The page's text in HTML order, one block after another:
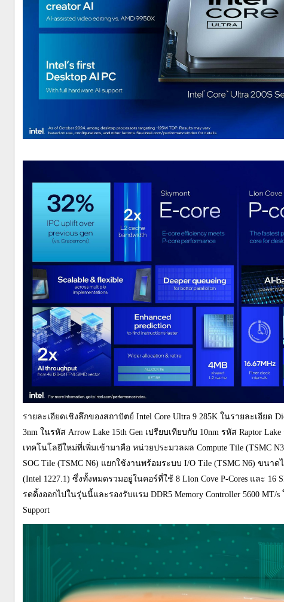
รายละเอียดเชิงลึกของสถาปัตย์ Intel Core Ultra 9 285K ในรายละเอียด
3nm ในรหัส Arrow Lake 15th Gen เปรียบเทียบกับ 10nm รหัส Raptor
เทคโนโลยีใหม่ที่เพิ่มเข้ามาคือ หน่วยประมวลผล Compute Tile (TSMC
SOC Tile (TSMC N6) แยกใช้งานพร้อมระบบ I/O Tile (TSMC N6) ขนาด
(Intel 1227.1) ซึ่งทั้งหมดรวมอยู่ในคอร์ที่ใช้ 8 Lion Cove P-Cores และ 16
รดดิ้งออกไปในรุ่นนี้และรองรับแรม DDR5 Memory Controller 5600
Support